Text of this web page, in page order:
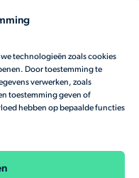
technologieën zoals cookies
Door toestemming te
verwerken, zoals
toestemming geven of
hebben op bepaalde functies
op.
Groeifondsen hetMinisterie